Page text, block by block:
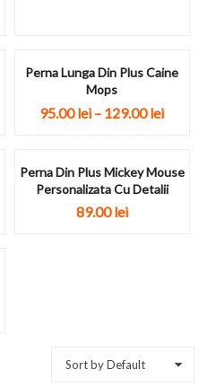
Perna Lunga Din Plus Caine
Mops
95.00lei – 129.00lei
Perna Din Plus Mickey Mouse
Personalizata Cu Detalii
89.00lei
Sort by Default